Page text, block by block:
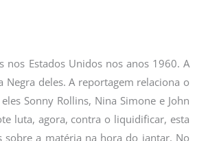
Estados Unidos nos anos 1960. A
deles. A reportagem relaciona o
Sonny Rollins, Nina Simone e John
luta, agora, contra o liquidificar, esta
a matéria na hora do jantar. No